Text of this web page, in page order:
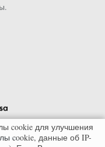
cookie для улучшения
cookie, данные об IP-